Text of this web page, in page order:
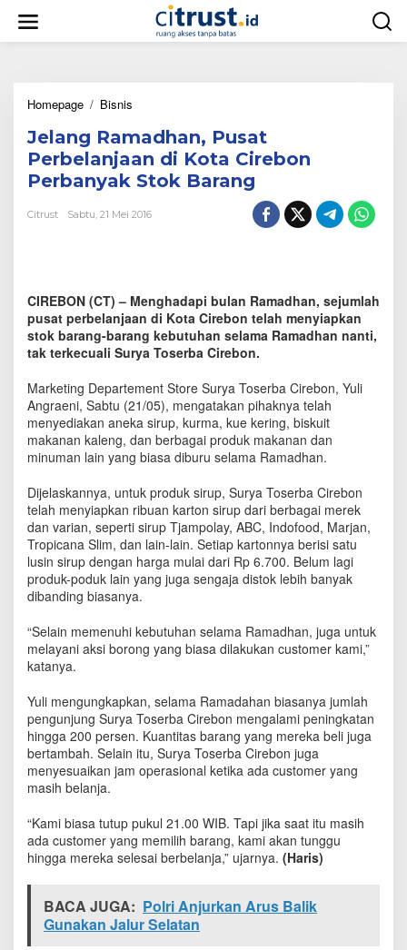
w
Homepage / Bisnis
l
a
n
g
a
a
n
,
P
u
s
a
t
P
e
r
e
l
a
n
a
a
d
i
K
a
C
i
e
n
P
e
a
n
y
Jelang Ramadhan, Pusat
Perbelanjaan di Kota Cirebon
Perbanyak Stok Barang
Citrust Sabtu, 21 Mei 2016
CIREBON (CT) – Menghadapi bulan Ramadhan, sejumlah
pusat perbelanjaan di Kota Cirebon telah menyiapkan
stok barang-barang kebutuhan selama Ramadhan nanti,
tak terkecuali Surya Toserba Cirebon.
Marketing Departement Store Surya Toserba Cirebon, Yuli
Angraeni, Sabtu (21/05), mengatakan pihaknya telah
menyediakan aneka sirup, kurma, kue kering, biskuit
makanan kaleng, dan berbagai produk makanan dan
minuman lain yang biasa diburu selama Ramadhan.
Dijelaskannya, untuk produk sirup, Surya Toserba Cirebon
telah menyiapkan ribuan karton sirup dari berbagai merek
dan varian, seperti sirup Tjampolay, ABC, Indofood, Marjan,
Tropicana Slim, dan lain-lain. Setiap kartonnya berisi satu
lusin sirup dengan harga mulai dari Rp 6.700. Belum lagi
produk-poduk lain yang juga sengaja distok lebih banyak
dibanding biasanya.
“Selain memenuhi kebutuhan selama Ramadhan, juga untuk
melayani aksi borong yang biasa dilakukan customer kami,”
katanya.
Yuli mengungkapkan, selama Ramadahan biasanya jumlah
pengunjung Surya Toserba Cirebon mengalami peningkatan
hingga 200 persen. Kuantitas barang yang mereka beli juga
bertambah. Selain itu, Surya Toserba Cirebon juga
menyesuaikan jam operasional ketika ada customer yang
masih belanja.
“Kami biasa tutup pukul 21.00 WIB. Tapi jika saat itu masih
ada customer yang memilih barang, kami akan tunggu
hingga mereka selesai berbelanja,” ujarnya. (Haris)
BACA JUGA: Polri Anjurkan Arus Balik
Gunakan Jalur Selatan